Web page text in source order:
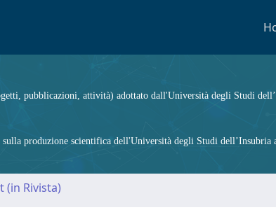
pubblicazioni, attività) adottato dall'Università degli Studi
produzione scientifica dell'Università degli Studi
(in Rivista)